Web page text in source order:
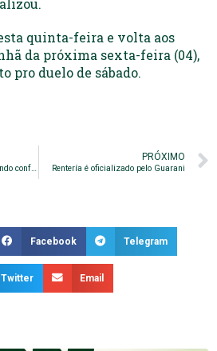
quinta-feira e volta aos
da próxima sexta-feira (04),
pro duelo de sábado.
Guarani se reapresenta visando confronto contra o Internacional
PRÓXIMO
Rentería é oficializado pelo Guarani
Facebook Telegram
Twitter Email